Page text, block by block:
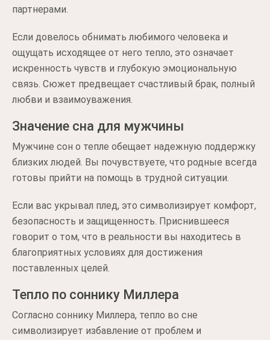
партнерами.
Если довелось обнимать любимого человека и
ощущать исходящее от него тепло, это означает
искренность чувств и глубокую эмоциональную
связь. Сюжет предвещает счастливый брак, полный
любви и взаимоуважения.
Значение сна для мужчины
Мужчине сон о тепле обещает надежную поддержку
близких людей. Вы почувствуете, что родные всегда
готовы прийти на помощь в трудной ситуации.
Если вас укрывал плед, это символизирует комфорт,
безопасность и защищенность. Приснившееся
говорит о том, что в реальности вы находитесь в
благоприятных условиях для достижения
поставленных целей.
Тепло по соннику Миллера
Согласно соннику Миллера, тепло во сне
символизирует избавление от проблем и